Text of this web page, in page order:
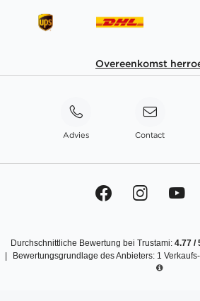
Overeenkomst
Advies Contact
Durchschnittliche Bewertung bei Trustami: 4.77 /
Bewertungsgrundlage des Anbieters: 1